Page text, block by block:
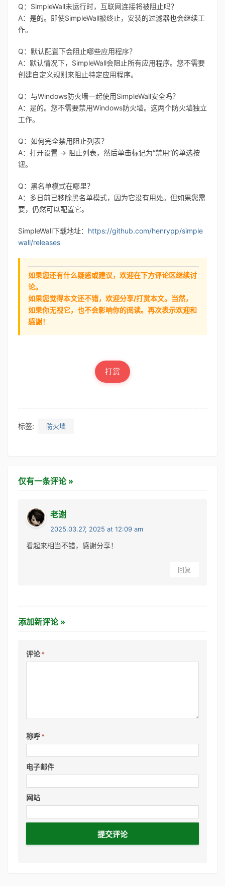
Q：SimpleWall未运行时，互联网连接将被阻止吗？
A：是的。即使SimpleWall被终止，安装的过滤器也会继续工
作。
Q：默认配置下会阻止哪些应用程序？
A：默认情况下，SimpleWall会阻止所有应用程序。您不需要
创建自定义规则来阻止特定应用程序。
Q：与Windows防火墙一起使用SimpleWall安全吗？
A：是的。您不需要禁用Windows防火墙。这两个防火墙独立
工作。
Q：如何完全禁用阻止列表？
A：打开设置 -> 阻止列表，然后单击标记为“禁用”的单选按
钮。
Q：黑名单模式在哪里？
A：多日前已移除黑名单模式，因为它没有用处。但如果您需
要，仍然可以配置它。
SimpleWall下载地址： https://github.com/henrypp/simple
wall/releases
如果您还有什么疑惑或建议，欢迎在下方评论区继续讨
论。
如果您觉得本文还不错，欢迎分享/打赏本文。当然，
如果你无视它，也不会影响你的阅读。再次表示欢迎和
感谢！
打赏
标签: 防火墙
仅有一条评论 »
老谢
2025.03.27, 2025 at 12:09 am
看起来相当不错，感谢分享！
回复
添加新评论 »
评论*
称呼*
电子邮件
网站